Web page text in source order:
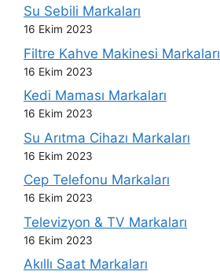
Su Sebili Markaları
16 Ekim 2023
Filtre Kahve Makinesi Markaları
16 Ekim 2023
Kedi Maması Markaları
16 Ekim 2023
Su Arıtma Cihazı Markaları
16 Ekim 2023
Cep Telefonu Markaları
16 Ekim 2023
Televizyon & TV Markaları
16 Ekim 2023
Akıllı Saat Markaları